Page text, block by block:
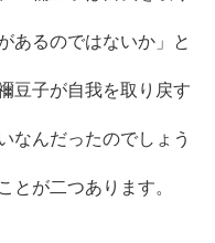
あるのではないか」と
豆子が自我を取り戻す
なんだったのでしょう
が二つあります。